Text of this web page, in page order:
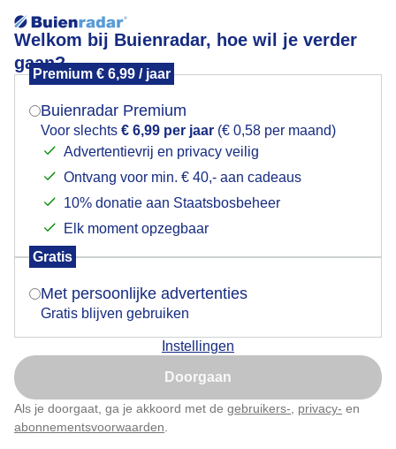
Welkom bij Buienradar, hoe wil je verder
gaan?
Premium € 6,99 / jaar
Buienradar Premium
Voor slechts € 6,99 per jaar (€ 0,58 per maand)
Advertentievrij en privacy veilig
Ontvang voor min. € 40,- aan cadeaus
10% donatie aan Staatsbosbeheer
Elk moment opzegbaar
Gratis
Met persoonlijke advertenties
Gratis blijven gebruiken
Instellingen
Doorgaan
Als je doorgaat, ga je akkoord met de gebruikers- privacy- en
abonnementsvoorwaarden
Regendruppels
Regen
Door: Marjon Adamidis - van Geldorp
Mogen we je locatie gebruiken voor het
Indien je hier nog geen akkoord op hebt gegeven,
verschijnt er zo een pop-up uit je browser waarin
Is goed, toon de popup
Nu niet, misschien later
Klik hierom dit aan te passen